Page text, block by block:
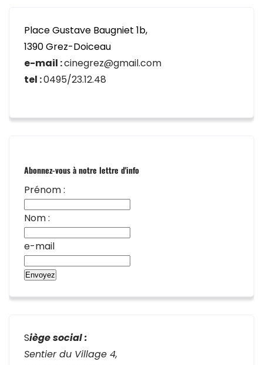
Place Gustave Baugniet 1b,
1390 Grez-Doiceau
e-mail :cinegrez@gmail.com
tel :0495/23.12.48
Abonnez-vous à notre lettre d'info
Prénom :
Nom :
e-mail
Siège social :
Sentier du Village 4,